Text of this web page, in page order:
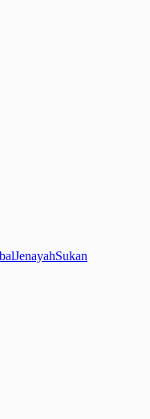
JenayahSukan